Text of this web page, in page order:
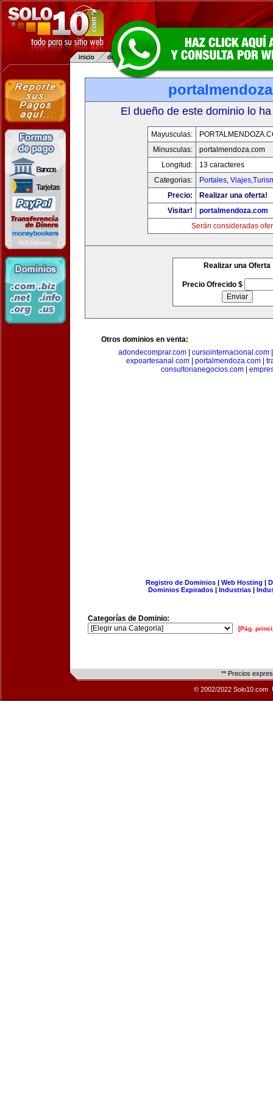
El dueño de este dominio lo
Mayusculas:
Minusculas:
portalmendoza.com
Longitud:
13 caracteres
Categorias:
Portales,
Precio:
Realizar una oferta!
Visitar!
portalmendoza.com
Serán consideradas
Realizar una Oferta
Precio Ofrecido $
Otros dominios en venta:
adondecomprar.com| cursointernacional.com
expoartesanal.com| portalmendoza.com|
consultorianegocios.com
Registro de Dominios| Web Hosting |
Dominios Expirados | Industrias |
Categorías de Dominio:
[Pág.
** Precios
© 2002/2022 Solo10.com